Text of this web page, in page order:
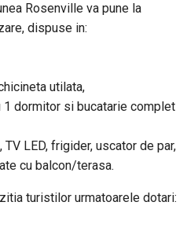
Rosenville va pune la
dispuse in:
utilata,
1 dormitor si bucatarie complet
LED, frigider, uscator de par,
cu balcon/terasa.
turistilor urmatoarele dotari: